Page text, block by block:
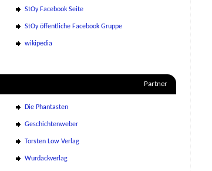
StOy Facebook Seite
StOy öffentliche Facebook Gruppe
wikipedia
Partner
Die Phantasten
Geschichtenweber
Torsten Low Verlag
Wurdackverlag